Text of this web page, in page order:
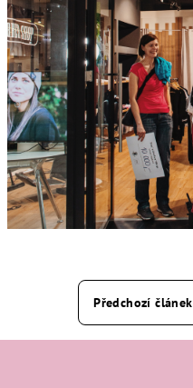
Předchozí článek